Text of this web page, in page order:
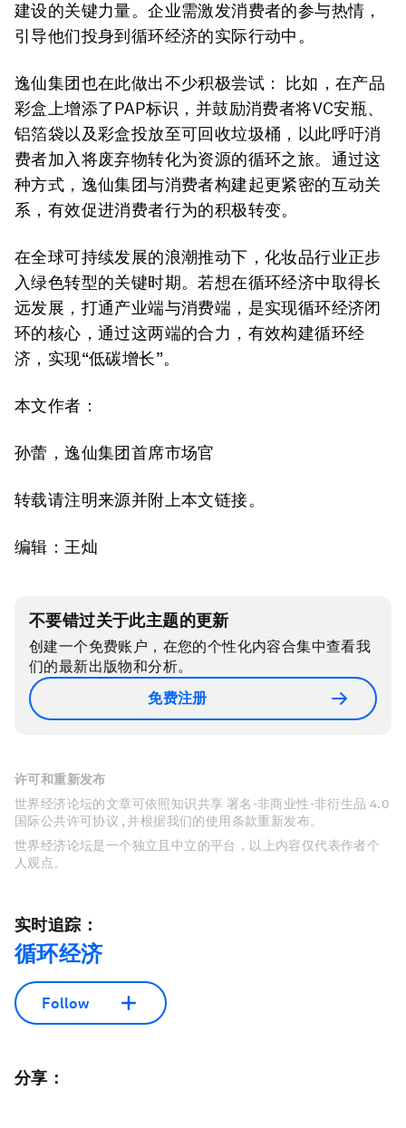
建设的关键力量。企业需激发消费者的参与热情，
引导他们投身到循环经济的实际行动中。
逸仙集团也在此做出不少积极尝试： 比如，在产品
彩盒上增添了PAP标识，并鼓励消费者将VC安瓶、
铝箔袋以及彩盒投放至可回收垃圾桶，以此呼吁消
费者加入将废弃物转化为资源的循环之旅。通过这
种方式，逸仙集团与消费者构建起更紧密的互动关
系，有效促进消费者行为的积极转变。
在全球可持续发展的浪潮推动下，化妆品行业正步
入绿色转型的关键时期。若想在循环经济中取得长
远发展，打通产业端与消费端，是实现循环经济闭
环的核心，通过这两端的合力，有效构建循环经
济，实现“低碳增长”。
本文作者：
孙蕾，逸仙集团首席市场官
转载请注明来源并附上本文链接。
编辑：王灿
不要错过关于此主题的更新
创建一个免费账户，在您的个性化内容合集中查看我
们的最新出版物和分析。
免费注册
许可和重新发布
世界经济论坛的文章可依照知识共享 署名-非商业性-非衍生品 4.0
国际公共许可协议 , 并根据我们的使用条款重新发布。
世界经济论坛是一个独立且中立的平台，以上内容仅代表作者个
人观点。
实时追踪：
循环经济
Follow
分享：